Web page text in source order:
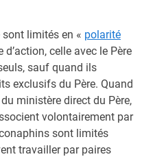
limités en « polarité
celle avec le Père
sauf quand ils
exclusifs du Père. Quand
ministère direct du Père,
volontairement par
sont limités
travailler par paires